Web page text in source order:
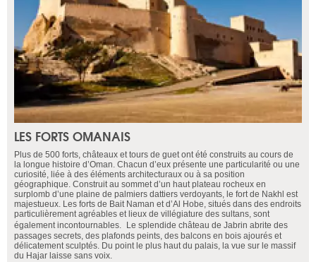
LES FORTS OMANAIS
Plus de 500 forts, châteaux et tours de guet ont été construits au cours de
la longue histoire d’Oman. Chacun d’eux présente une particularité ou une
curiosité, liée à des éléments architecturaux ou à sa position
géographique. Construit au sommet d’un haut plateau rocheux en
surplomb d’une plaine de palmiers dattiers verdoyants, le fort de Nakhl est
majestueux. Les forts de Bait Naman et d’Al Hobe, situés dans des endroits
particulièrement agréables et lieux de villégiature des sultans, sont
également incontournables. Le splendide château de Jabrin abrite des
passages secrets, des plafonds peints, des balcons en bois ajourés et
délicatement sculptés. Du point le plus haut du palais, la vue sur le massif
du Hajar laisse sans voix.